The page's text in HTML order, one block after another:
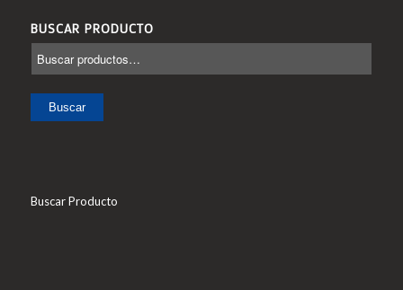
BUSCAR PRODUCTO
Buscar
Buscar Producto